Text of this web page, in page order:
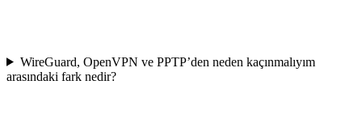
WireGuard, OpenVPN ve PPTP’den neden kaçınmalıyım
arasındaki fark nedir?